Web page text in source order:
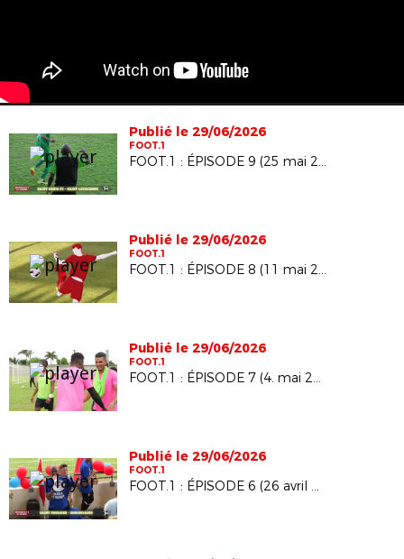
Publié le 29/06/2026
FOOT.1
FOOT.1 : ÉPISODE 9 (25 mai 2026)
Publié le 29/06/2026
FOOT.1
FOOT.1 : ÉPISODE 8 (11 mai 2026)
Publié le 29/06/2026
FOOT.1
FOOT.1 : ÉPISODE 7 (4. mai 2026)
Publié le 29/06/2026
FOOT.1
FOOT.1 : ÉPISODE 6 (26 avril 2026)